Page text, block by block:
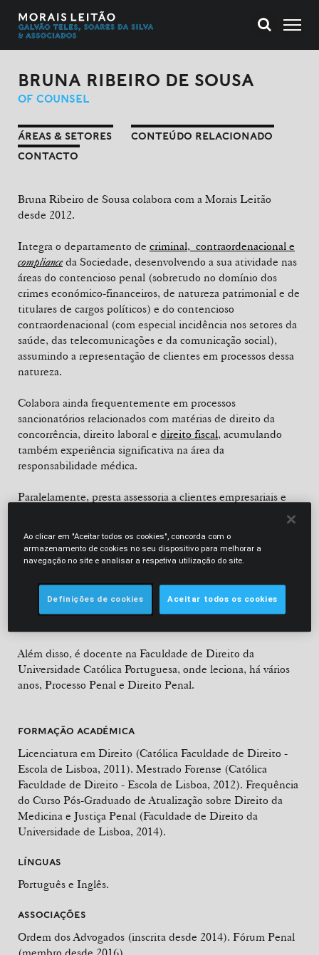
BRUNA RIBEIRO DE SOUSA
OF COUNSEL
ÁREAS & SETORES
CONTEÚDO RELACIONADO
CONTACTO
Bruna Ribeiro de Sousa colabora com a Morais Leitão
desde 2012.
Integra o departamento de criminal, contraordenacional e
complianceda Sociedade, desenvolvendo a sua atividade nas
áreas do contencioso penal (sobretudo no domínio dos
crimes económico-financeiros, de natureza patrimonial e de
titulares de cargos políticos) e do contencioso
contraordenacional (com especial incidência nos setores da
saúde, das telecomunicações e da comunicação social),
assumindo a representação de clientes em processos dessa
natureza.
Colabora ainda frequentemente em processos
sancionatórios relacionados com matérias de direito da
concorrência, direito laboral e direito fiscal, acumulando
também experiência significativa na área da
responsabilidade médica.
Paralelamente, presta assessoria a clientes empresariais e
individuais em diversas áreas, designadamente em matéria
É autora de diversos artigos, científicos e não científicos,
seminários, conferências e cursos de pós-graduação
Além disso, é docente na Faculdade de Direito da
Universidade Católica Portuguesa, onde leciona, há vários
anos, Processo Penal e Direito Penal.
FORMAÇÃO ACADÉMICA
Licenciatura em Direito (Católica Faculdade de Direito -
Escola de Lisboa, 2011). Mestrado Forense (Católica
Faculdade de Direito - Escola de Lisboa, 2012). Frequência
do Curso Pós-Graduado de Atualização sobre Direito da
Medicina e Justiça Penal (Faculdade de Direito da
Universidade de Lisboa, 2014).
LÍNGUAS
Português e Inglês.
ASSOCIAÇÕES
Ordem dos Advogados (inscrita desde 2014). Fórum Penal
Ao clicar em "Aceitar todos os cookies", concorda com o
armazenamento de cookies no seu dispositivo para melhorar a
navegação no site e analisar a respetiva utilização do site.
Definições de cookies Aceitar todos os cookies